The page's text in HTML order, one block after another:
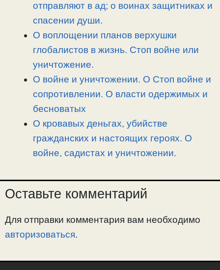
отправляют в ад; о воинах защитниках и
спасении души.
О воплощении планов верхушки
глобалистов в жизнь. Стоп войне или
уничтожение.
О войне и уничтожении. О Стоп войне и
сопротивлении. О власти одержимых и
бесноватых
О кровавых деньгах, убийстве
гражданских и настоящих героях. О
войне, садистах и уничтожении.
Оставьте комментарий
Для отправки комментария вам необходимо
авторизоваться.